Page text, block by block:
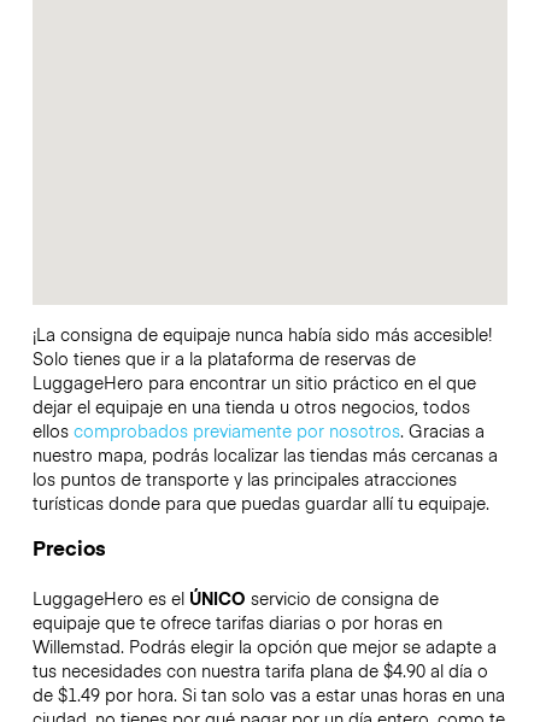
¡La consigna de equipaje nunca había sido más accesible!
Solo tienes que ir a la plataforma de reservas de
LuggageHero para encontrar un sitio práctico en el que
dejar el equipaje en una tienda u otros negocios, todos
ellos comprobados previamente por nosotros. Gracias a
nuestro mapa, podrás localizar las tiendas más cercanas a
los puntos de transporte y las principales atracciones
turísticas donde para que puedas guardar allí tu equipaje.
Precios
LuggageHero es el ÚNICO servicio de consigna de
equipaje que te ofrece tarifas diarias o por horas en
Willemstad. Podrás elegir la opción que mejor se adapte a
tus necesidades con nuestra tarifa plana de $4.90 al día o
de $1.49 por hora. Si tan solo vas a estar unas horas en una